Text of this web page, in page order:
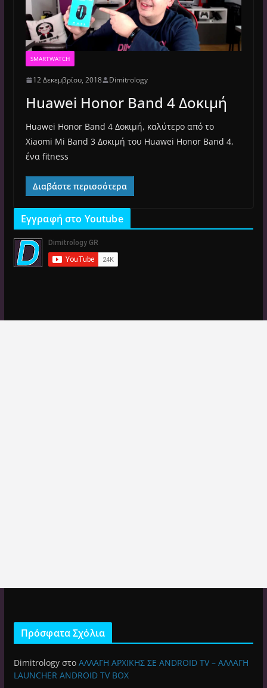
SMARTWATCH
12 Δεκεμβρίου, 2018 Dimitrology
Huawei Honor Band 4 Δοκιμή
Huawei Honor Band 4 Δοκιμή, καλύτερο από το
Xiaomi Mi Band 3 Δοκιμή του Huawei Honor Band 4,
ένα fitness
Διαβάστε περισσότερα
Εγγραφή στο Youtube
Πρόσφατα Σχόλια
Dimitrologyστο ΑΛΛΑΓΗ ΑΡΧΙΚΗΣ ΣΕ ANDROID TV – ΑΛΛΑΓΗ
LAUNCHER ANDROID TV BOX